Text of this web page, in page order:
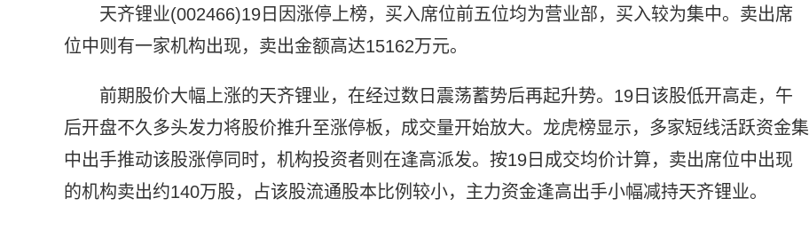
天齐锂业(002466)19日因涨停上榜，买入席位前五位均为营业部，买入较为集中。卖出席
位中则有一家机构出现，卖出金额高达15162万元。
前期股价大幅上涨的天齐锂业，在经过数日震荡蓄势后再起升势。19日该股低开高走，午
后开盘不久多头发力将股价推升至涨停板，成交量开始放大。龙虎榜显示，多家短线活跃资金集
中出手推动该股涨停同时，机构投资者则在逢高派发。按19日成交均价计算，卖出席位中出现
的机构卖出约140万股，占该股流通股本比例较小，主力资金逢高出手小幅减持天齐锂业。